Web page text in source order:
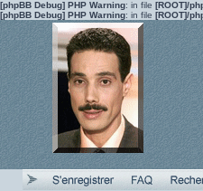
[phpBB Debug] PHP Warning: in file [ROOT]/
[phpBB Debug] PHP Warning: in file [ROOT]/